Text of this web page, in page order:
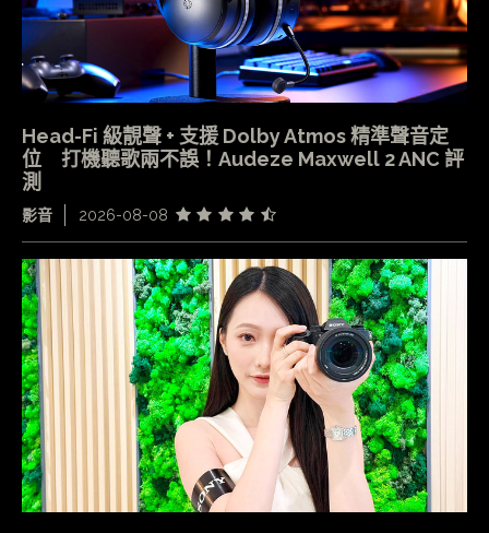
Head-Fi 級靚聲 + 支援 Dolby Atmos 精準聲音定
位 打機聽歌兩不誤！Audeze Maxwell 2 ANC 評
測
影音 2026-08-08